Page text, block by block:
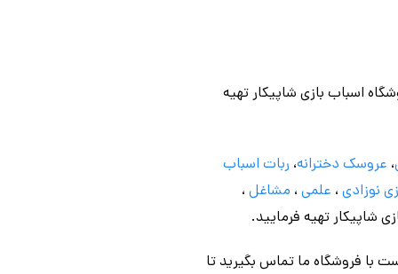
اسباب بازی شاپیکار تهیه
، عروسک دخترانه، ربات اسباب
نوزادی ، علمی ، مشاغل ،
شاپیکار تهیه فرمایید.
با فروشگاه ما تماس بگیرید تا